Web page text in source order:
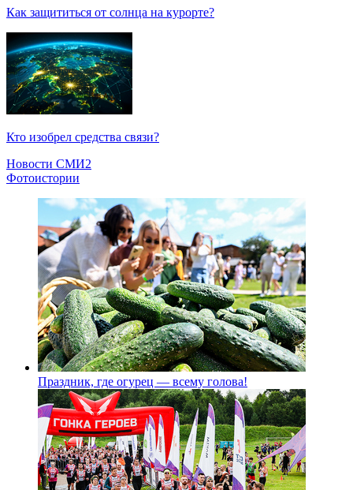
Как защититься от солнца на курорте?
Кто изобрел средства связи?
Новости СМИ2
Фотоистории
Праздник, где огурец — всему голова!